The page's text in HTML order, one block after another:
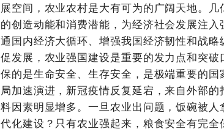
展空间，农业农村是大有可为的广阔天地。
的创造动能和消费潜能，为经济社会发展注
通国内经济大循环、增强我国经济韧性和战略
促发展，农业强国建设是重要的发力点和突
保的是生命安全、生存安全，是极端重要的
局加速演进，新冠疫情反复延宕，来自外部
料因素明显增多。一旦农业出问题，饭碗被
代化建设？只有农业强起来，粮食安全有完